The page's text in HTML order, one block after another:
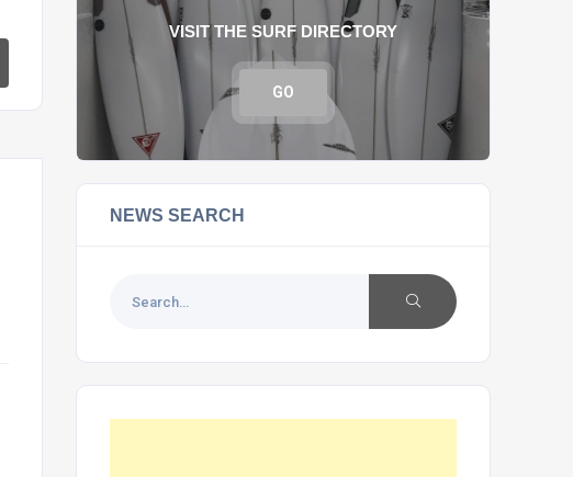
VISIT THE SURF DIRECTORY
GO
NEWS SEARCH